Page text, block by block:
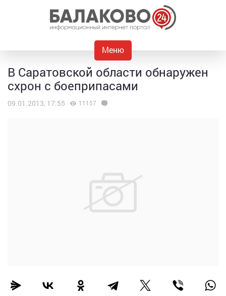
Меню
В Саратовской области обнаружен
схрон с боеприпасами
09.01.2013, 17:55 11157